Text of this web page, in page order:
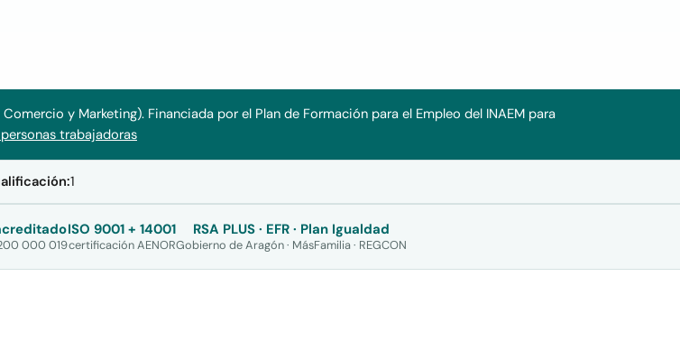
y Marketing). Financiada por el Plan de Formación para el Empleo del INAEM para
trabajadoras
1
000 019
ISO 9001 + 14001
certificación AENOR
RSA PLUS · EFR · Plan Igualdad
Gobierno de Aragón · MásFamilia · REGCON